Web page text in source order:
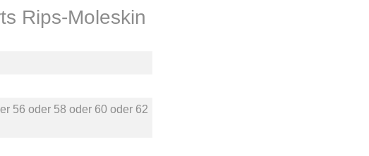
Rips-Moleskin
56 oder 58 oder 60oder 62